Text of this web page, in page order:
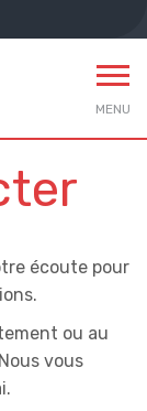
MENU
écoute pour
ou au
vous